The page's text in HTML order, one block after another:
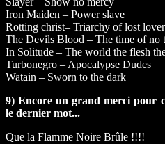
Iron Maiden – Power slave
Rotting christ– Triarchy of lost
The Devils Blood – The time of no
In Solitude – The world the flesh
Turbonegro – Apocalypse Dudes
Watain – Sworn to the dark
9) Encore un grand merci pour
le dernier mot...
Que la Flamme Noire Brûle !!!!